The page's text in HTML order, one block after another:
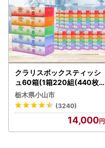
クラリスボックスティッシ
ュ60箱(1箱220組(440枚))
(5個入り×12セット)【配送
不可地域：離島・沖縄県】
【1256759】
栃木県小山市
(3240)
14,000